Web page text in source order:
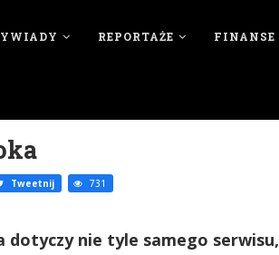
REPORTAŻE FINANSE
Tweetnij 731
dotyczy nie tyle samego serwisu,